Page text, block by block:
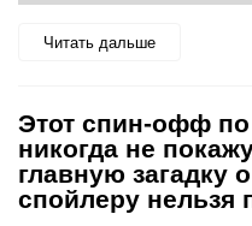
Читать дальше
Этот спин-офф по
никогда не
главную загадку
спойлеру нельзя